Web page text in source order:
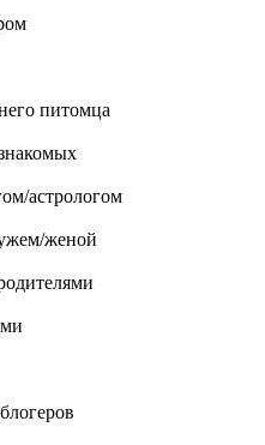
питомца
астрологом
женой